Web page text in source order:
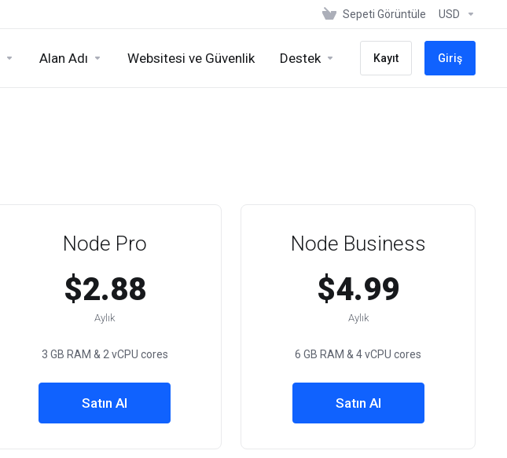
Sepeti Görüntüle USD
Alan Adı Websitesi ve Güvenlik Destek Kayıt Giriş
Node Pro
$2.88
Aylık
3 GB RAM & 2 vCPU cores
Satın Al
Node Business
$4.99
Aylık
6 GB RAM & 4 vCPU cores
Satın Al